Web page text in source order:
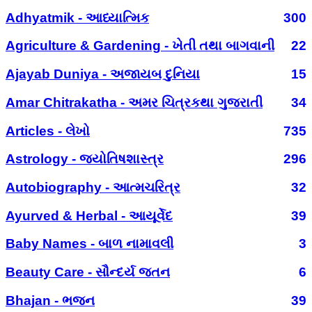
Adhyatmik - આધ્યાત્મિક
300
Agriculture & Gardening - ખેતી તથા બાગવાની
22
Ajayab Duniya - અજાયબ દુનિયા
15
Amar Chitrakatha - અમર ચિત્રકથા ગુજરાતી
34
Articles - લેખો
735
Astrology - જ્યોતિષશાસ્ત્ર
296
Autobiography - આત્મચરિત્ર
32
Ayurved & Herbal - આયૂર્વેદ
39
Baby Names - બાળ નામાવલી
3
Beauty Care - સૌન્દર્ય જતન
6
Bhajan - ભજન
39